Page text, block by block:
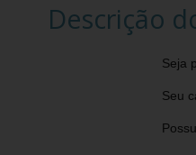
Descrição
Seja
Seu